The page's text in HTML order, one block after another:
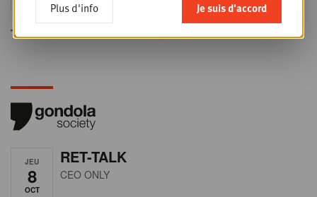
Toutes les formations
JEU
8
OCT
RET-TALK
CEO ONLY
Plus d'info Je suis d'accord